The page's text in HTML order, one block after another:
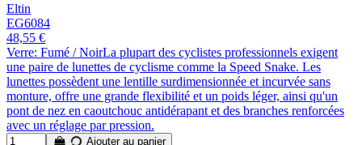
Eltin
EG6084
48,55 €
Verre: Fumé / NoirLa plupart des cyclistes professionnels exigent
une paire de lunettes de cyclisme comme la Speed Snake. Les
lunettes possèdent une lentille surdimensionnée et incurvée sans
monture, offre une grande flexibilité et un poids léger, ainsi qu'un
pont de nez en caoutchouc antidérapant et des branches renforcées
avec un réglage par pression.
Ajouter au panier